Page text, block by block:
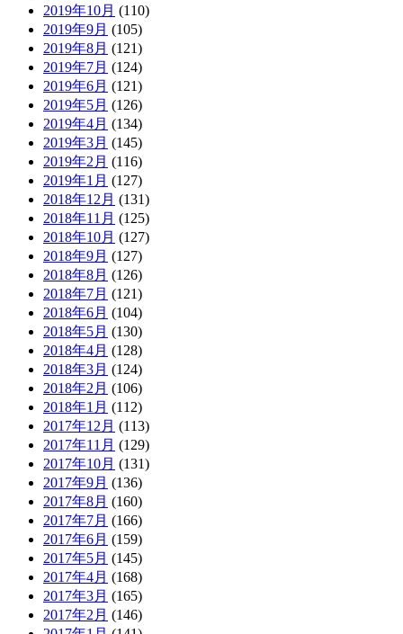
2019年10月 (110)
2019年9月 (105)
2019年8月 (121)
2019年7月 (124)
2019年6月 (121)
2019年5月 (126)
2019年4月 (134)
2019年3月 (145)
2019年2月 (116)
2019年1月 (127)
2018年12月 (131)
2018年11月 (125)
2018年10月 (127)
2018年9月 (127)
2018年8月 (126)
2018年7月 (121)
2018年6月 (104)
2018年5月 (130)
2018年4月 (128)
2018年3月 (124)
2018年2月 (106)
2018年1月 (112)
2017年12月 (113)
2017年11月 (129)
2017年10月 (131)
2017年9月 (136)
2017年8月 (160)
2017年7月 (166)
2017年6月 (159)
2017年5月 (145)
2017年4月 (168)
2017年3月 (165)
2017年2月 (146)